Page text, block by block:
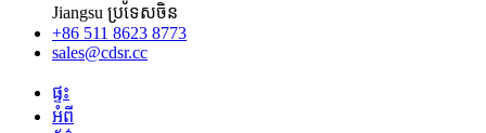
Jiangsu ប្រទេសចិន
+86 511 8623 8773
sales@cdsr.cc
ផ្ទះ
អំពី